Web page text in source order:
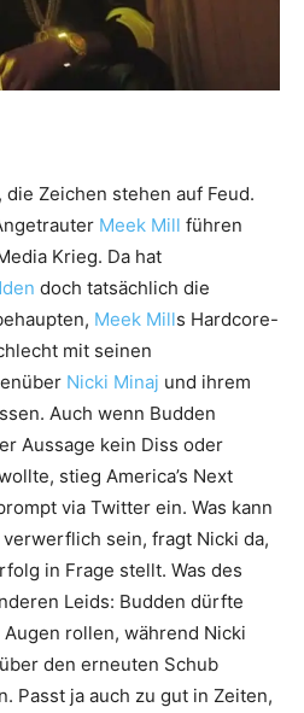
Zeichen stehen auf Feud.
Meek Mill führen
Krieg. Da hat
doch tatsächlich die
Meek Mills Hardcore-
mit seinen
Nicki Minaj und ihrem
Auch wenn Budden
Aussage kein Diss oder
stieg America’s Next
via Twitter ein. Was kann
sein, fragt Nicki da,
in Frage stellt. Was des
Leids: Budden dürfte
rollen, während Nicki
den erneuten Schub
Passt ja auch zu gut in Zeiten,